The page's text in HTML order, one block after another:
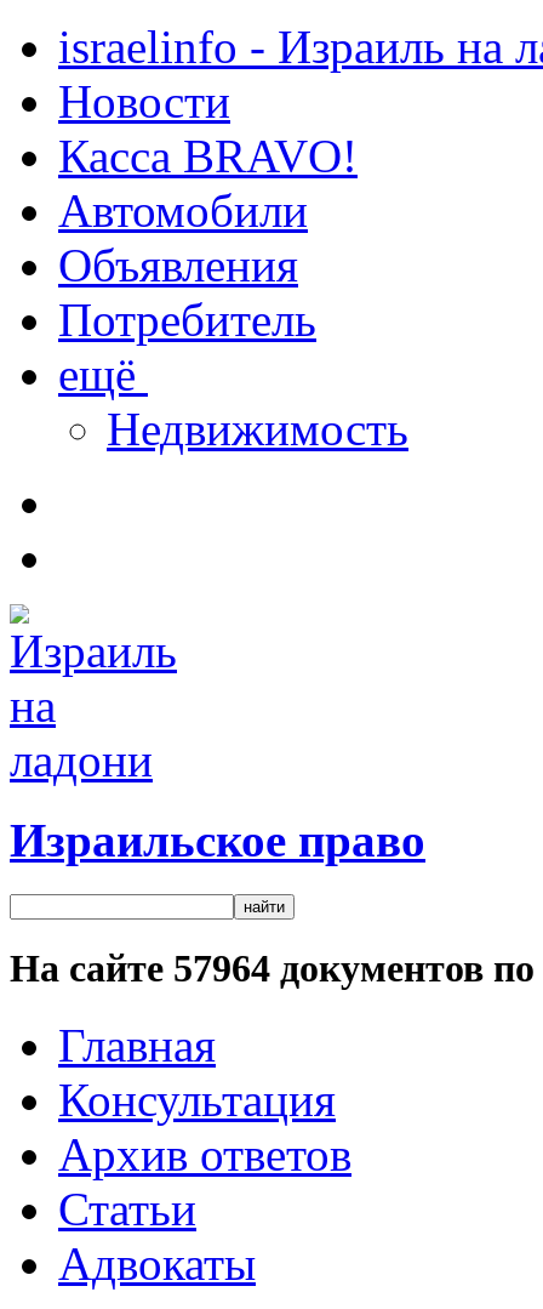
israelinfo - Израиль на
Новости
Касса BRAVO!
Автомобили
Объявления
Потребитель
ещё
Недвижимость
Израильское право
На сайте 57964 документов
Главная
Консультация
Архив ответов
Статьи
Адвокаты